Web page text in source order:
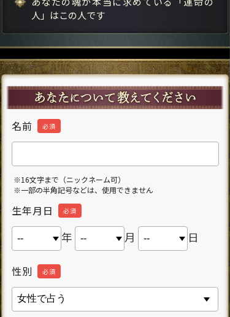
人」はこの人です
名前 必須
※16文字まで（ニックネーム可）
※一部の半角記号などは、使用できません
生年月日 必須
年 月 日
性別 必須